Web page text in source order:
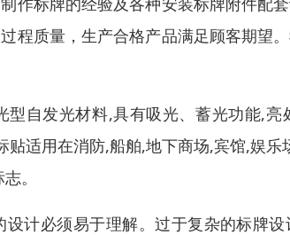
程质量，生产合格产品满足顾客期望
自发光材料,具有吸光、蓄光功能,
适用在消防,船舶,地下商场,宾馆,娱
。
计必须易于理解。过于复杂的标牌